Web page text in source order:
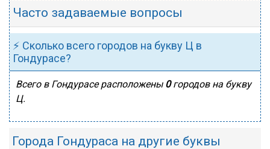
Часто задаваемые вопросы
⚡ Сколько всего городов на букву Ц в
Гондурасе?
Всего в Гондурасе расположены 0городов на букву
Ц.
Города Гондураса на другие буквы